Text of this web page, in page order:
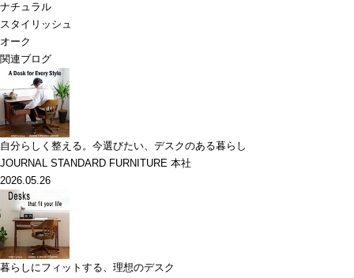
ナチュラル
スタイリッシュ
オーク
関連ブログ
自分らしく整える。今選びたい、デスクのある暮らし
JOURNAL STANDARD FURNITURE 本社
2026.05.26
暮らしにフィットする、理想のデスク